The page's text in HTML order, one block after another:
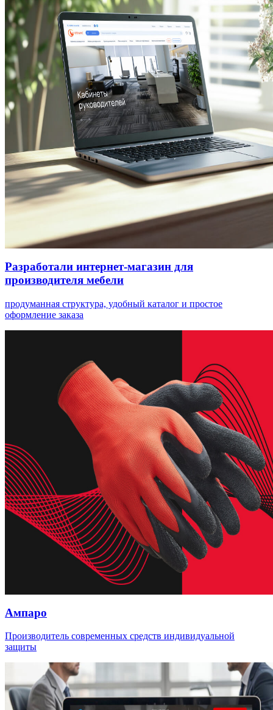
Разработали интернет-магазин для
производителя мебели
продуманная структура, удобный каталог и простое
оформление заказа
Ампаро
Производитель современных средств индивидуальной
защиты